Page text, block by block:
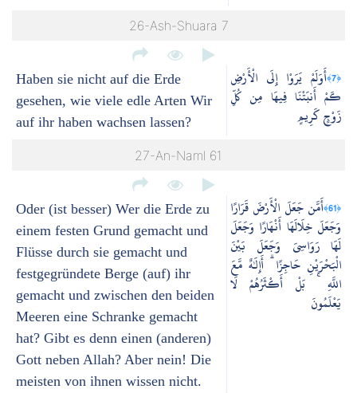
26-Ash-Shuara 7
Haben sie nicht auf die Erde
gesehen, wie viele edle Arten Wir
auf ihr haben wachsen lassen?
﴿7﴾ أَوَلَمْ يَرَوْا إِلَى الْأَرْضِ
كَمْ أَنبَتْنَا فِيهَا مِن كُلِّ
زَوْجٍ كَرِيمٍ
27-An-Naml 61
Oder (ist besser) Wer die Erde zu
einem festen Grund gemacht und
Flüsse durch sie gemacht und
festgegründete Berge (auf) ihr
gemacht und zwischen den beiden
Meeren eine Schranke gemacht
hat? Gibt es denn einen (anderen)
Gott neben Allah? Aber nein! Die
meisten von ihnen wissen nicht.
﴿61﴾
أَمَّن جَعَلَ الْأَرْضَ قَرَارًا
وَجَعَلَ خِلَالَهَا أَنْهَارًا وَجَعَلَ
لَهَا رَوَاسِيَ وَجَعَلَ بَيْنَ
الْبَحْرَيْنِ حَاجِزًا ۗ أَإِلَٰهٌ مَّعَ
اللَّهِ ۚ بَلْ أَكْثَرُهُمْ لَا
يَعْلَمُونَ